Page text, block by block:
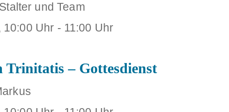
und Team
10:00 Uhr - 11:00 Uhr
Trinitatis – Gottesdienst